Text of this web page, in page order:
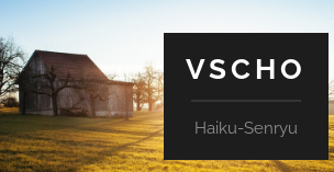
VSCHO
Haiku-Senryu